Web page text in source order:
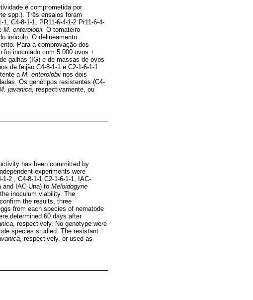
é comprometida por
spp.). Três ensaios foram
C4-8-1-1, PR11-6-4-1-2 Pr11-6-4-
M. enterolobii. O tomateiro
inóculo. O delineamento
Para a comprovação dos
foi inoculado com 5.000 ovos +
galhas (IG) e de massas de ovos
de feijão C4-8-1-1 e C2-1-6-1-1
a M. enterolobii nos dois
Os genótipos resistentes (C4-
javanica , respectivamente, ou
has been committed by
experiments were
2 , C4-8-1-1 C2-1-6-1-1, IAC-
and IAC-Una) to Meloidogyne
inoculum viability. The
the results, three
from each species of nematode
determined 60 days after
, respectively. No genotype were
species studied. The resistant
, respectively, or used as